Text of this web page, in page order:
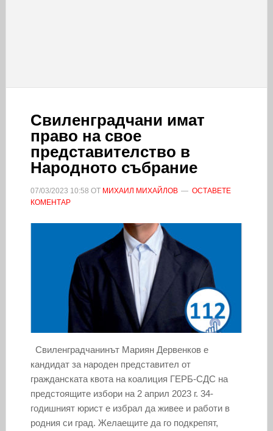
Свиленградчани имат
право на свое
представителство в
Народното събрание
07/03/2023 10:58 ОТ МИХАИЛ МИХАЙЛОВ
ОСТАВЕТЕ
КОМЕНТАР
Свиленградчанинът Мариян Дервенков е
кандидат за народен представител от
гражданската квота на коалиция ГЕРБ-СДС на
предстоящите избори на 2 април 2023 г. 34-
годишният юрист е избрал да живее и работи в
родния си град. Желаещите да го подкрепят,